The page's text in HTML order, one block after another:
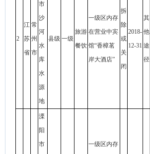
2
江
苏
省
常
州
市
市
沙
河
水
库
水
源
地
县级 一级
旅游
餐饮
一级区内存
在营业中宾
馆“香樟茗
岸大酒店”
拆
除
或
关
闭
2018-
12-31
其
他
途
径
溧
阳
市
一级区内存